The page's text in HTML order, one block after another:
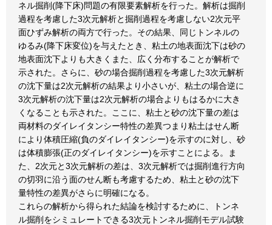
ネル掘削(降下床)問題の有限要素解析を行った。解析は掘削
過程を考慮した3次元解析と掘削過程を考慮しない2次元平
面ひずみ解析の両方で行った。その結果、同じトンネルの
ゆるみ(降下床変位)を与えたとき、粘土の地表面沈下は砂の
地表面沈下よりも大きくまた、広く分布することが解析で
示された。さらに、砂の場合掘削過程を考慮した3次元解析
の沈下量は2次元解析の結果より小さいが、粘土の場合逆に
3次元解析の沈下量は2次元解析の場合よりもはるかに大き
くなることも示された。ここに、粘土と砂の沈下量の差は
両材料のダイレイタンシー特性の差異つまり粘土はせん断
により体積圧縮(負のダイレイタンシー)を示すのに対し、砂
は体積膨張(正のダイレイタンシー)を示すことによる。ま
た、2次元と3次元解析の差は、3次元解析では掘削進行方向
の切羽に沿う面のせん断も考慮するため、粘土と砂の沈下
量特性の差異がさらに明確になる。
これらの解析から得られた結論を検討するために、トンネ
ル掘削をシミュレートできる3次元トンネル掘削モデル試験